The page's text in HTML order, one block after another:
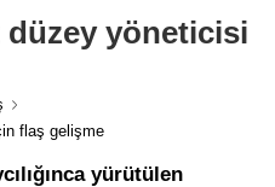
düzey yöneticisi
flaş gelişme
yürütülen